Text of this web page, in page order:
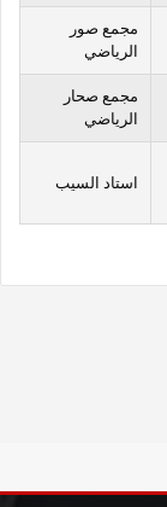
مجمع صور
الرياضي
مجمع صحار
الرياضي
استاد السيب